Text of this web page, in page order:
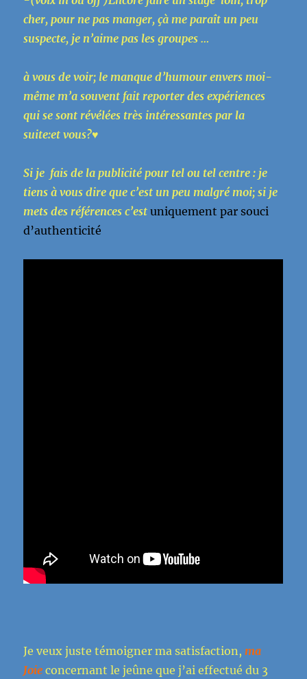
cher, pour ne pas manger, çà me paraît un peu
suspecte, je n’aime pas les groupes …
à vous de voir; le manque d’humour envers moi-
même m’a souvent fait reporter des expériences
qui se sont révélées très intéressantes par la
suite:et vous?♥
Si je fais de la publicité pour tel ou tel centre : je
tiens à vous dire que c’est un peu malgré moi; si je
mets des références c’estuniquement parsouci
d’authenticité
Je veux juste témoigner ma satisfaction,ma
Joieconcernant le jeûne que j’ai effectué du 3